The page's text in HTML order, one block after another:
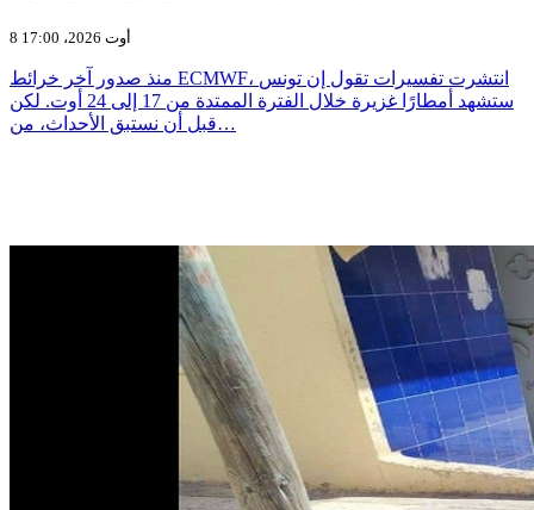
8 أوت 2026، 17:00
منذ صدور آخر خرائط ECMWF، انتشرت تفسيرات تقول إن تونس
ستشهد أمطارًا غزيرة خلال الفترة الممتدة من 17 إلى 24 أوت. لكن
قبل أن نستبق الأحداث، من…